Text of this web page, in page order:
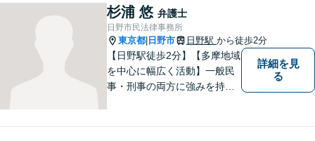
ト：誹謗中傷の削除、発信者
情報開示請求、名誉毀損によ
る損害賠償、企業や飲食店の
風評被害対策など」
杉浦 悠 弁護士
日野市民法律事務所
東京都 日野市 日野駅 から徒歩2分
【日野駅徒歩2分】【多摩地域
を中心に幅広く活動】一般民
事・刑事の両方に強みを持つ
詳細を見
る